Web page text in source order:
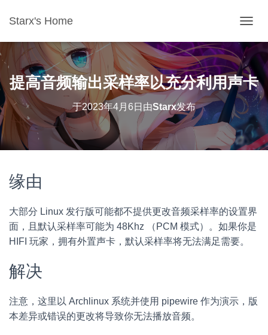
Starx's Home
提高音频输出采样率以充分利用声卡
于2023年4月6日 由Starx发布
缘由
大部分 Linux 发行版可能都不提供更改音频采样率的设置界
面，且默认采样率可能为 48Khz （PCM 模式）。如果你是
HIFI 玩家，拥有外置声卡，默认采样率将无法满足需要。
解决
注意，这里以 Archlinux 系统并使用 pipewire 作为演示，版
本差异或错误的更改将导致你无法播放音频。